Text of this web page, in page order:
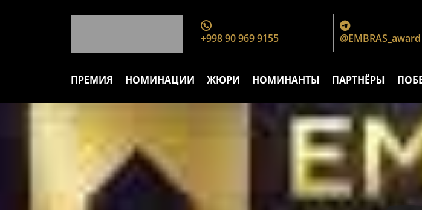
+998 90 969 9155 @EMBRAS_award
ПРЕМИЯ НОМИНАЦИИ ЖЮРИ НОМИНАНТЫ ПАРТНЁРЫ